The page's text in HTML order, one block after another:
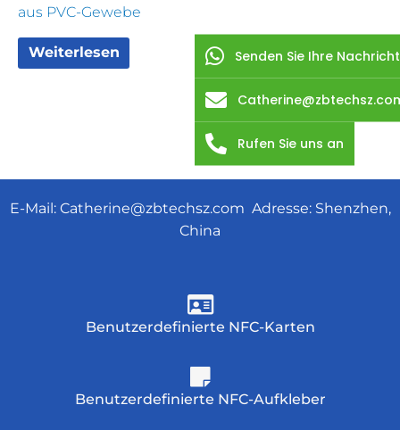
aus PVC-Gewebe
Weiterlesen
E-Mail: Catherine@zbtechsz.com Adresse: Shenzhen,
China
Benutzerdefinierte NFC-Karten
Benutzerdefinierte NFC-Aufkleber
Senden Sie Ihre Nachricht
Rufen Sie uns an